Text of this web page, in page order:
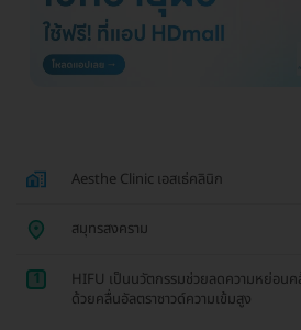
Aesthe Clinic เอสเธ่คลินิก
สมุทรสงคราม
1
HIFU เป็นนวัตกรรมช่วยลดความหย่อนค
ด้วยคลื่นอัลตราซาวด์ความเข้มสูง